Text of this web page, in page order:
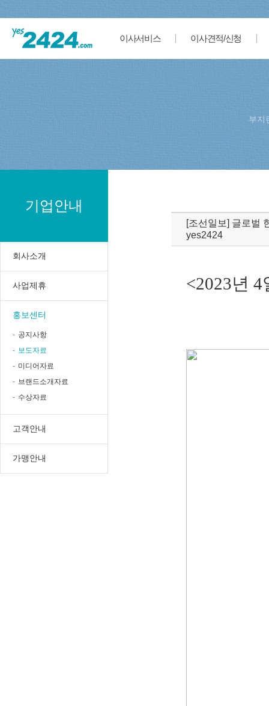
이사서비스 이사견적/신청
부지
기업안내
회사소개
사업제휴
홍보센터
공지사항
보도자료
미디어자료
브랜드소개자료
수상자료
고객안내
가맹안내
[조선일보] 글로벌
yes2424
<2023년